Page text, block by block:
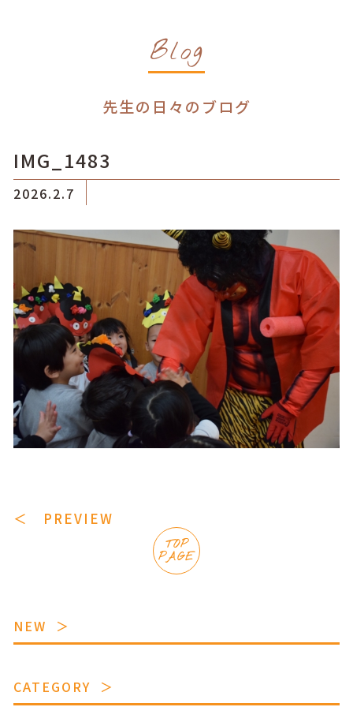
Blog
先生の日々のブログ
IMG_1483
2026.2.7
＜ PREVIEW
TOP
PAGE
NEW
CATEGORY